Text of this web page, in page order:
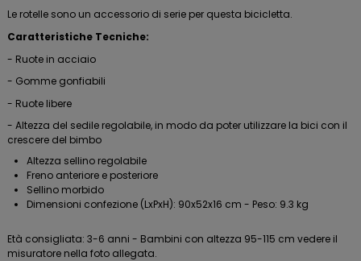
Le rotelle sono un accessorio di serie per questa bicicletta.
Caratteristiche Tecniche:
- Ruote in acciaio
- Gomme gonfiabili
- Ruote libere
- Altezza del sedile regolabile, in modo da poter utilizzare la bici con il
crescere del bimbo
Altezza sellino regolabile
Freno anteriore e posteriore
Sellino morbido
Dimensioni confezione (LxPxH): 90x52x16 cm - Peso: 9.3 kg
Età consigliata: 3-6 anni - Bambini con altezza 95-115 cm vedere il
misuratore nella foto allegata.